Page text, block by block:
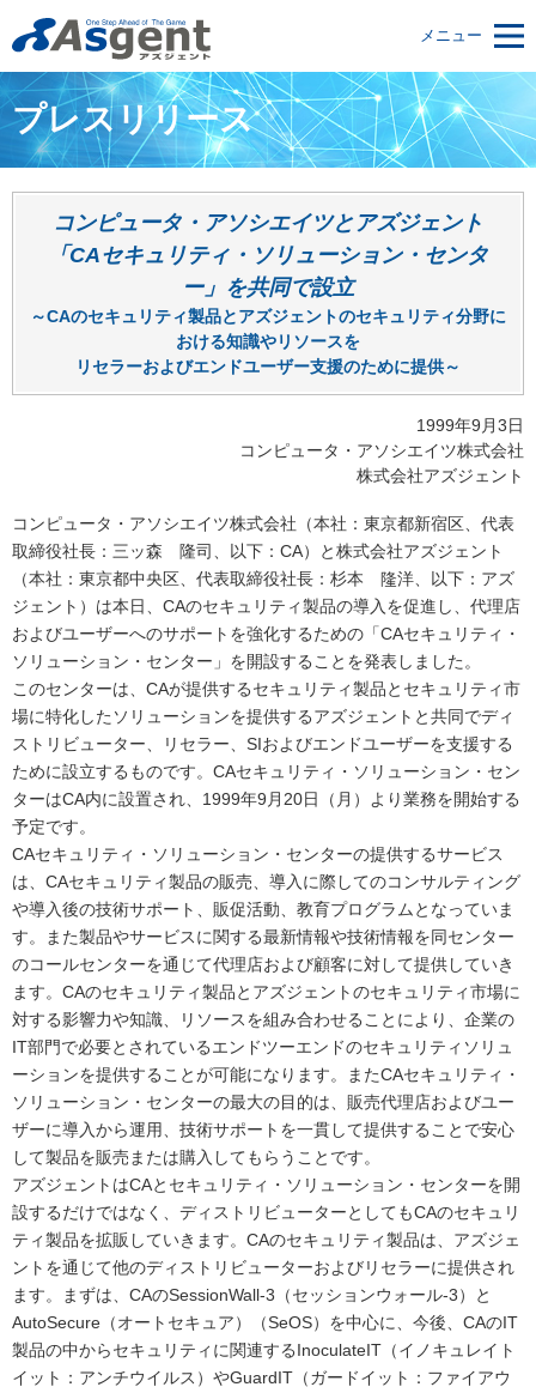
メニュー
プレスリリース
コンピュータ・アソシエイツとアズジェント
「CAセキュリティ・ソリューション・センタ
ー」を共同で設立
～CAのセキュリティ製品とアズジェントのセキュリティ分野に
おける知識やリソースを
リセラーおよびエンドユーザー支援のために提供～
1999年9月3日
コンピュータ・アソシエイツ株式会社
株式会社アズジェント
コンピュータ・アソシエイツ株式会社（本社：東京都新宿区、代表
取締役社長：三ッ森 隆司、以下：CA）と株式会社アズジェント
（本社：東京都中央区、代表取締役社長：杉本 隆洋、以下：アズ
ジェント）は本日、CAのセキュリティ製品の導入を促進し、代理店
およびユーザーへのサポートを強化するための「CAセキュリティ・
ソリューション・センター」を開設することを発表しました。
このセンターは、CAが提供するセキュリティ製品とセキュリティ市
場に特化したソリューションを提供するアズジェントと共同でディ
ストリビューター、リセラー、SIおよびエンドユーザーを支援する
ために設立するものです。CAセキュリティ・ソリューション・セン
ターはCA内に設置され、1999年9月20日（月）より業務を開始する
予定です。
CAセキュリティ・ソリューション・センターの提供するサービス
は、CAセキュリティ製品の販売、導入に際してのコンサルティング
や導入後の技術サポート、販促活動、教育プログラムとなっていま
す。また製品やサービスに関する最新情報や技術情報を同センター
のコールセンターを通じて代理店および顧客に対して提供していき
ます。CAのセキュリティ製品とアズジェントのセキュリティ市場に
対する影響力や知識、リソースを組み合わせることにより、企業の
IT部門で必要とされているエンドツーエンドのセキュリティソリュ
ーションを提供することが可能になります。またCAセキュリティ・
ソリューション・センターの最大の目的は、販売代理店およびユー
ザーに導入から運用、技術サポートを一貫して提供することで安心
して製品を販売または購入してもらうことです。
アズジェントはCAとセキュリティ・ソリューション・センターを開
設するだけではなく、ディストリビューターとしてもCAのセキュリ
ティ製品を拡販していきます。CAのセキュリティ製品は、アズジェ
ントを通じて他のディストリビューターおよびリセラーに提供され
ます。まずは、CAのSessionWall-3（セッションウォール-3）と
AutoSecure（オートセキュア）（SeOS）を中心に、今後、CAのIT
製品の中からセキュリティに関連するInoculateIT（イノキュレイト
イット：アンチウイルス）やGuardIT（ガードイット：ファイアウ